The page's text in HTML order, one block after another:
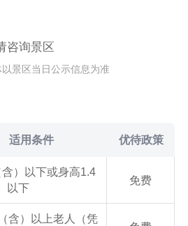
咨询景区
景区当日公示信息为准
适用条件 优待政策
）以下或身高1.4
米（含）以下
免费
含）以上老人（凭